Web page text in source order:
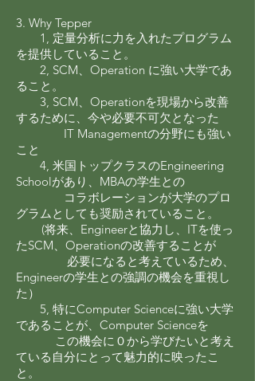
3. Why Tepper
1, 定量分析に力を入れたプログラム
を提供していること。
2, SCM、Operation に強い大学であ
ること。
3, SCM、Operationを現場から改善
するために、今や必要不可欠となった
IT Managementの分野にも強い
こと
4, 米国トップクラスのEngineering
Schoolがあり、MBAの学生との
コラボレーションが大学のプロ
グラムとしても奨励されていること。
(将来、Engineerと協力し、ITを使っ
たSCM、Operationの改善することが
必要になると考えているため、
Engineerの学生との強調の機会を重視し
た）
5, 特にComputer Scienceに強い大学
であることが、Computer Scienceを
この機会に０から学びたいと考え
ている自分にとって魅力的に映ったこ
と。